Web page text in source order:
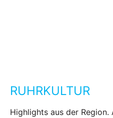
RUHRKULTUR
Highlights aus der